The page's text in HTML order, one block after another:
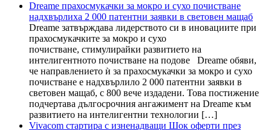
Dreame прахосмукачки за мокро и сухо почистване
надхвърлиха 2 000 патентни заявки в световен мащаб
Dreame затвърждава лидерството си в иновациите при
прахосмукачките за мокро и сухо
почистване, стимулирайки развитието на
интелигентното почистване на подове Dreame обяви,
че направлението ѝ за прахосмукачки за мокро и сухо
почистване е надхвърлило 2 000 патентни заявки в
световен мащаб, с 800 вече издадени. Това постижение
подчертава дългосрочния ангажимент на Dreame към
развитието на интелигентни технологии […]
Vivacom стартира с изненадващи Шок оферти през